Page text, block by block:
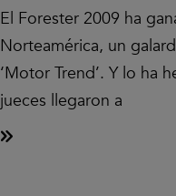
El Forester 2009 ha
Norteamérica, un
‘Motor Trend’. Y lo ha
jueces llegaron a